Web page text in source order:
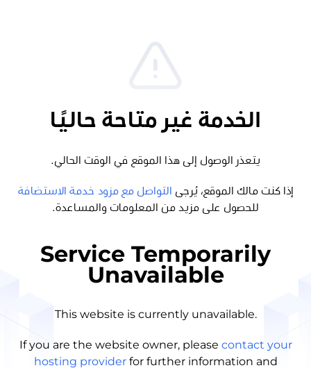
الخدمة غير متاحة حاليًا
يتعذر الوصول إلى هذا الموقع في الوقت الحالي.
إذا كنت مالك الموقع، يُرجى
التواصل مع مزود خدمة الاستضافة
للحصول على مزيد من المعلومات والمساعدة.
Service Temporarily
Unavailable
This website is currently unavailable.
If you are the website owner, please contact your
hosting provider for further information and